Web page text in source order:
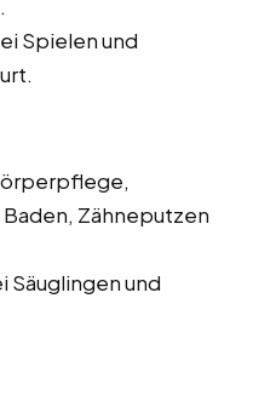
Spielen und
Zähneputzen
Säuglingen und